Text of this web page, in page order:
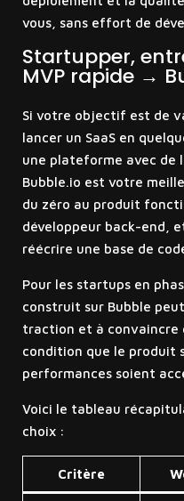
vous, sans effort de
Startupper,
MVP rapide →
Si votre objectif est de
lancer un SaaS en
une plateforme avec de
Bubble.io est votre
du zéro au produit
développeur back-end,
réécrire une base de
Pour les startups en
construit sur Bubble
traction et à convaincre
condition que le produit
performances soient
Voici le tableau
choix :
Critère